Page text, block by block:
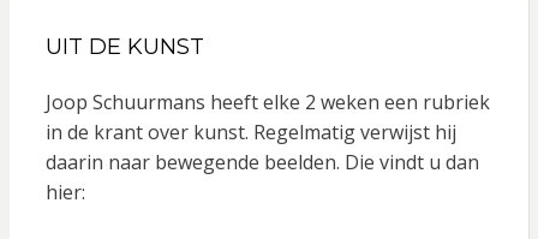
b
o
o
k
a
g
r
a
UIT DE KUNST
Joop Schuurmans heeft elke 2 weken een rubriek
in de krant over kunst. Regelmatig verwijst hij
daarin naar bewegende beelden. Die vindt u dan
hier: